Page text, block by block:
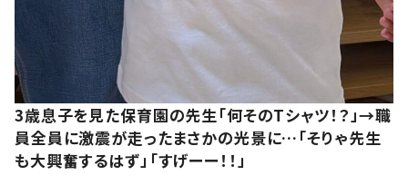
3歳息子を見た保育園の先生「何そのTシャツ！？」→職
員全員に激震が走ったまさかの光景に…「そりゃ先生
も大興奮するはず」「すげーー！！」